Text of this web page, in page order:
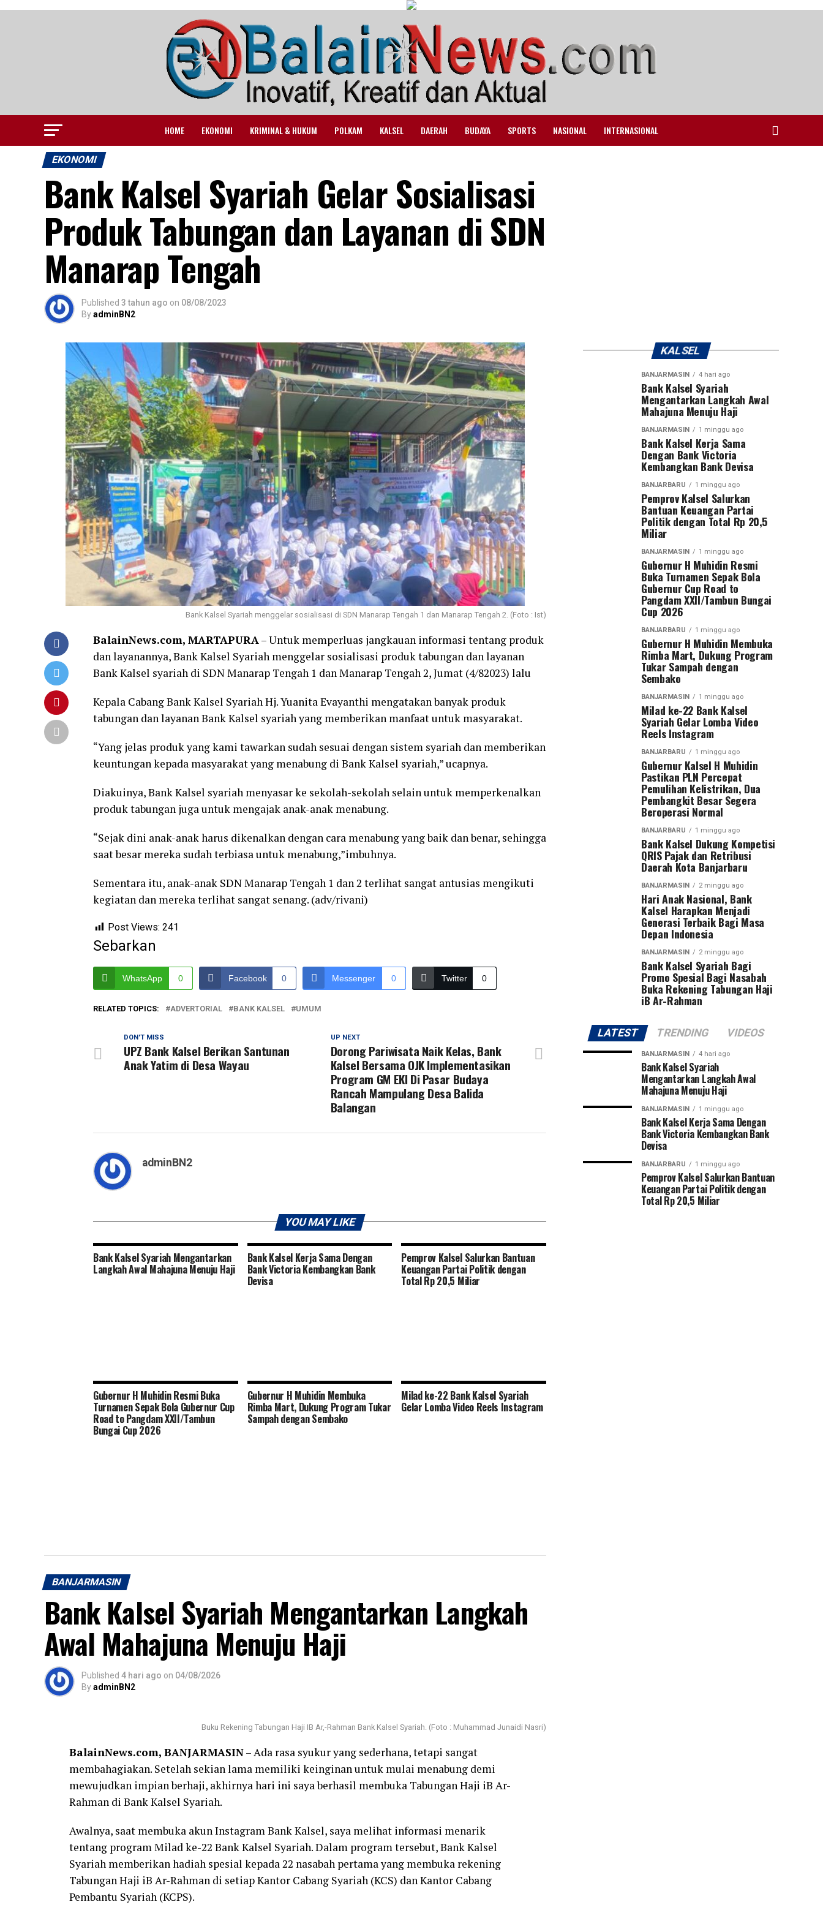
HOME EKONOMI KRIMINAL & HUKUM POLKAM KALSEL DAERAH BUDAYA SPORTS NASIONAL INTERNASIONAL
EKONOMI
Bank Kalsel Syariah Gelar Sosialisasi
Produk Tabungan dan Layanan di SDN
Manarap Tengah
Published 3 tahun ago on 08/08/2023
ByadminBN2
Bank Kalsel Syariah menggelar sosialisasi di SDN Manarap Tengah 1 dan Manarap Tengah 2. (Foto : Ist)
BalainNews.com, MARTAPURA– Untuk memperluas jangkauan informasi tentang produk
dan layanannya, Bank Kalsel Syariah menggelar sosialisasi produk tabungan dan layanan
Bank Kalsel syariah di SDN Manarap Tengah 1 dan Manarap Tengah 2, Jumat (4/82023) lalu
Kepala Cabang Bank Kalsel Syariah Hj. Yuanita Evayanthi mengatakan banyak produk
tabungan dan layanan Bank Kalsel syariah yang memberikan manfaat untuk masyarakat.
“Yang jelas produk yang kami tawarkan sudah sesuai dengan sistem syariah dan memberikan
keuntungan kepada masyarakat yang menabung di Bank Kalsel syariah,” ucapnya.
Diakuinya, Bank Kalsel syariah menyasar ke sekolah-sekolah selain untuk memperkenalkan
produk tabungan juga untuk mengajak anak-anak menabung.
“Sejak dini anak-anak harus dikenalkan dengan cara menabung yang baik dan benar, sehingga
saat besar mereka sudah terbiasa untuk menabung,”imbuhnya.
Sementara itu, anak-anak SDN Manarap Tengah 1 dan 2 terlihat sangat antusias mengikuti
kegiatan dan mereka terlihat sangat senang. (adv/rivani)
Post Views: 241
Sebarkan
WhatsApp 0 Facebook 0 Messenger 0 Twitter 0
RELATED TOPICS: ADVERTORIAL BANK KALSEL UMUM
UP NEXT
Dorong Pariwisata Naik Kelas, Bank
Kalsel Bersama OJK Implementasikan
Program GM EKI Di Pasar Budaya
Rancah Mampulang Desa Balida
Balangan
DON'T MISS
UPZ Bank Kalsel Berikan Santunan
Anak Yatim di Desa Wayau
adminBN2
YOU MAY LIKE
Bank Kalsel Syariah Mengantarkan
Langkah Awal Mahajuna Menuju Haji
Bank Kalsel Kerja Sama Dengan
Bank Victoria Kembangkan Bank
Devisa
Pemprov Kalsel Salurkan Bantuan
Keuangan Partai Politik dengan
Total Rp 20,5 Miliar
Gubernur H Muhidin Resmi Buka
Turnamen Sepak Bola Gubernur Cup
Road to Pangdam XXII/Tambun
Bungai Cup 2026
Gubernur H Muhidin Membuka
Rimba Mart, Dukung Program Tukar
Sampah dengan Sembako
Milad ke-22 Bank Kalsel Syariah
Gelar Lomba Video Reels Instagram
BANJARMASIN
Bank Kalsel Syariah Mengantarkan Langkah
Awal Mahajuna Menuju Haji
Published 4 hari ago on 04/08/2026
ByadminBN2
Buku Rekening Tabungan Haji IB Ar,-Rahman Bank Kalsel Syariah. (Foto : Muhammad Junaidi Nasri)
BalainNews.com, BANJARMASIN– Ada rasa syukur yang sederhana, tetapi sangat
membahagiakan. Setelah sekian lama memiliki keinginan untuk mulai menabung demi
mewujudkan impian berhaji, akhirnya hari ini saya berhasil membuka Tabungan Haji iB Ar-
Rahman di Bank Kalsel Syariah.
Awalnya, saat membuka akun Instagram Bank Kalsel, saya melihat informasi menarik
tentang program Milad ke-22 Bank Kalsel Syariah. Dalam program tersebut, Bank Kalsel
Syariah memberikan hadiah spesial kepada 22 nasabah pertama yang membuka rekening
Tabungan Haji iB Ar-Rahman di setiap Kantor Cabang Syariah (KCS) dan Kantor Cabang
Pembantu Syariah (KCPS).
KALSEL
BANJARMASIN 4 hari ago
Bank Kalsel Syariah
Mengantarkan Langkah Awal
Mahajuna Menuju Haji
BANJARMASIN 1 minggu ago
Bank Kalsel Kerja Sama
Dengan Bank Victoria
Kembangkan Bank Devisa
BANJARBARU 1 minggu ago
Pemprov Kalsel Salurkan
Bantuan Keuangan Partai
Politik dengan Total Rp 20,5
Miliar
BANJARMASIN 1 minggu ago
Gubernur H Muhidin Resmi
Buka Turnamen Sepak Bola
Gubernur Cup Road to
Pangdam XXII/Tambun Bungai
Cup 2026
BANJARBARU 1 minggu ago
Gubernur H Muhidin Membuka
Rimba Mart, Dukung Program
Tukar Sampah dengan
Sembako
BANJARMASIN 1 minggu ago
Milad ke-22 Bank Kalsel
Syariah Gelar Lomba Video
Reels Instagram
BANJARBARU 1 minggu ago
Gubernur Kalsel H Muhidin
Pastikan PLN Percepat
Pemulihan Kelistrikan, Dua
Pembangkit Besar Segera
Beroperasi Normal
BANJARBARU 1 minggu ago
Bank Kalsel Dukung Kompetisi
QRIS Pajak dan Retribusi
Daerah Kota Banjarbaru
BANJARMASIN 2 minggu ago
Hari Anak Nasional, Bank
Kalsel Harapkan Menjadi
Generasi Terbaik Bagi Masa
Depan Indonesia
BANJARMASIN 2 minggu ago
Bank Kalsel Syariah Bagi
Promo Spesial Bagi Nasabah
Buka Rekening Tabungan Haji
iB Ar-Rahman
LATEST TRENDING VIDEOS
BANJARMASIN 4 hari ago
Bank Kalsel Syariah
Mengantarkan Langkah Awal
Mahajuna Menuju Haji
BANJARMASIN 1 minggu ago
Bank Kalsel Kerja Sama Dengan
Bank Victoria Kembangkan Bank
Devisa
BANJARBARU 1 minggu ago
Pemprov Kalsel Salurkan Bantuan
Keuangan Partai Politik dengan
Total Rp 20,5 Miliar